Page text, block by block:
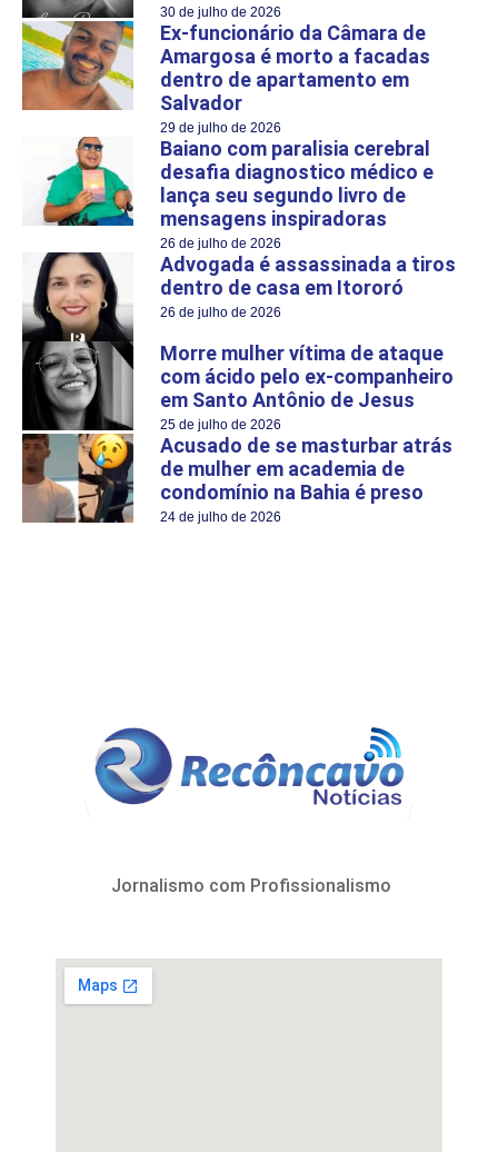
30 de julho de 2026
Ex-funcionário da Câmara de
Amargosa é morto a facadas
dentro de apartamento em
Salvador
29 de julho de 2026
Baiano com paralisia cerebral
desafia diagnostico médico e
lança seu segundo livro de
mensagens inspiradoras
26 de julho de 2026
Advogada é assassinada a tiros
dentro de casa em Itororó
26 de julho de 2026
Morre mulher vítima de ataque
com ácido pelo ex-companheiro
em Santo Antônio de Jesus
25 de julho de 2026
Acusado de se masturbar atrás
de mulher em academia de
condomínio na Bahia é preso
24 de julho de 2026
Jornalismo com Profissionalismo